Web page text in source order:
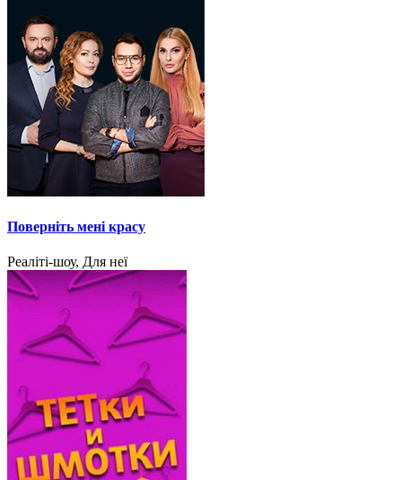
Поверніть мені красу
Реаліті-шоу, Для неї